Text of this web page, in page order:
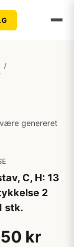
/
genereret
C, H: 13
2
stk.
kr